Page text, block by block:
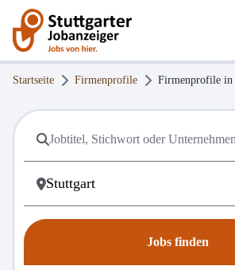
Startseite Firmenprofile Firmenprofile in
Jobs finden